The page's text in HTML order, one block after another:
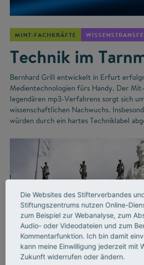
MINT-FACHKRÄFTE
Technik im
Bernhard Grill entwickelt in Erfurt
Medientechnologien fürs Handy. Der
legendären mp3-Verfahrens sorgt sich
wissenschaftlichen Nachwuchs.
würden durch ein hartes Techniklabel
Die Websites des Stifterverbandes
Stiftungszentrums nutzen Online-
zum Beispiel zur Webanalyse, zum
Audio- oder Videodateien und zum
Kommentarfunktion. Ich bin damit
kann meine Einwilligung jederzeit mit
Zukunft widerrufen oder ändern.